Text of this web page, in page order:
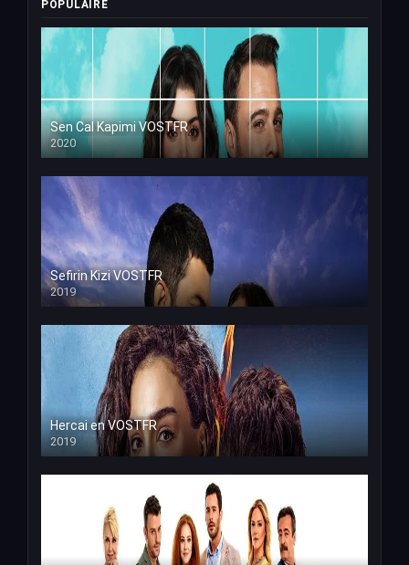
POPULAIRE
Sen Cal Kapimi VOSTFR
2020
Sefirin Kizi VOSTFR
2019
Hercai en VOSTFR
2019